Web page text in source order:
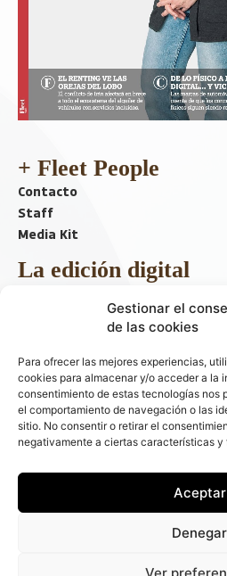
Gestionar el
de las cookies
Para ofrecer las mejores experiencias,
cookies para almacenar y/o acceder a la
consentimiento de estas tecnologías nos
el comportamiento de navegación o las
sitio. No consentir o retirar el
negativamente a ciertas características y
Aceptar
Denegar
Ver
+ Fleet People
Contacto
Staff
Media Kit
La edición digital
Descargar último ejemplar
ir a hemeroteca
+ Contenido en
automóviles - C/ Fernández de la